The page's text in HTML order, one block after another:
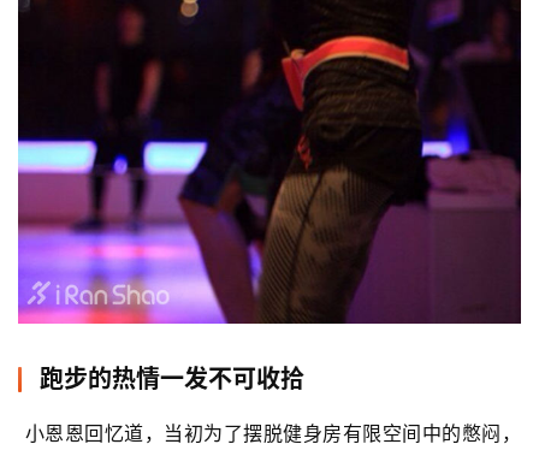
跑步的热情一发不可收拾